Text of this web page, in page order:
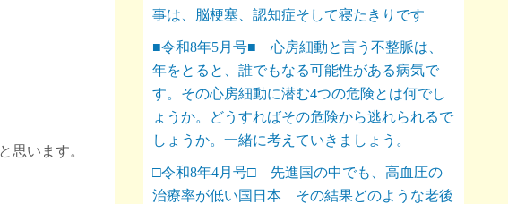
思います。
事は、脳梗塞、認知症そして寝たきりです
■令和8年5月号■ 心房細動と言う不整脈は、
年をとると、誰でもなる可能性がある病気で
す。その心房細動に潜む4つの危険とは何でし
ょうか。どうすればその危険から逃れられるで
しょうか。一緒に考えていきましょう。
□令和8年4月号□ 先進国の中でも、高血圧の
治療率が低い国日本 その結果どのような老後